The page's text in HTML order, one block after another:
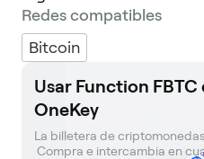
Redes compatibles
Bitcoin
Usar Function
OneKey
La billetera de
Compra e intercambia en